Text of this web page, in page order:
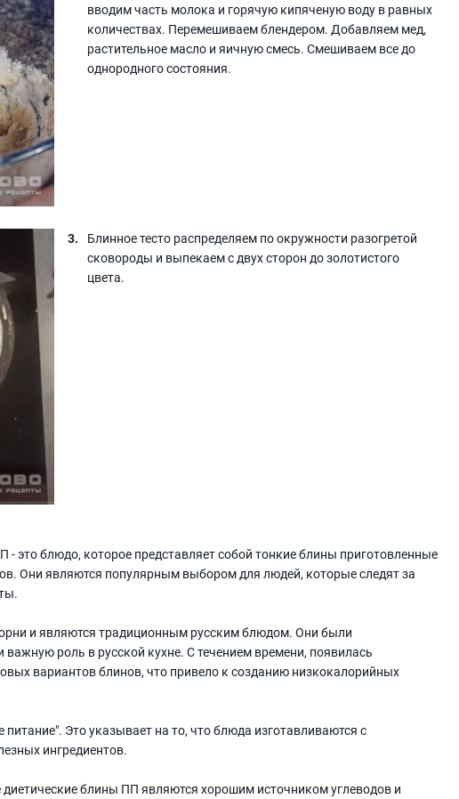
вводим часть молока и горячую кипяченую воду в равных
количествах. Перемешиваем блендером. Добавляем мед,
растительное масло и яичную смесь. Смешиваем все до
однородного состояния.
Блинное тесто распределяем по окружности разогретой
сковороды и выпекаем с двух сторон до золотистого
цвета.
это блюдо, которое представляет собой тонкие блины приготовленные
Они являются популярным выбором для людей, которые следят за
и являются традиционным русским блюдом. Они были
важную роль в русской кухне. С течением времени, появилась
вариантов блинов, что привело к созданию низкокалорийных
Это указывает на то, что блюда изготавливаются с
ингредиентов.
блины ПП являются хорошим источником углеводов и